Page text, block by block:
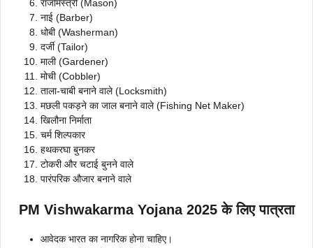
राजमिस्त्री (Mason)
नाई (Barber)
धोबी (Washerman)
दर्जी (Tailor)
माली (Gardener)
मोची (Cobbler)
ताला-चाबी बनाने वाले (Locksmith)
मछली पकड़ने का जाल बनाने वाले (Fishing Net Maker)
खिलौना निर्माता
चर्म शिल्पकार
हथकरघा बुनकर
टोकरी और चटाई बुनने वाले
पारंपरिक औजार बनाने वाले
PM Vishwakarma Yojana 2025 के लिए पात्रता
आवेदक भारत का नागरिक होना चाहिए।